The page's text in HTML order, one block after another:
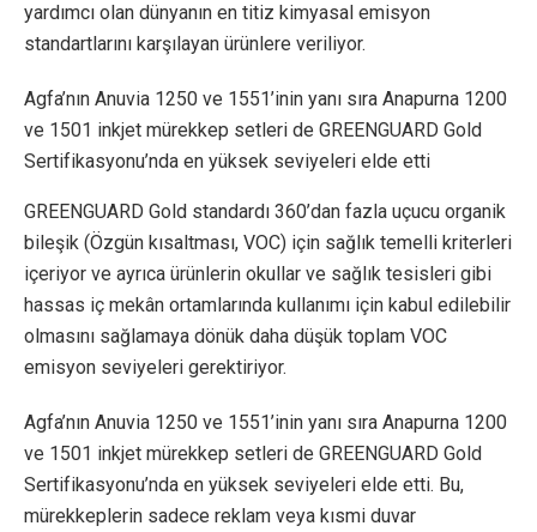
yardımcı olan dünyanın en titiz kimyasal emisyon
standartlarını karşılayan ürünlere veriliyor.
Agfa’nın Anuvia 1250 ve 1551’inin yanı sıra Anapurna 1200
ve 1501 inkjet mürekkep setleri de GREENGUARD Gold
Sertifikasyonu’nda en yüksek seviyeleri elde etti
GREENGUARD Gold standardı 360’dan fazla uçucu organik
bileşik (Özgün kısaltması, VOC) için sağlık temelli kriterleri
içeriyor ve ayrıca ürünlerin okullar ve sağlık tesisleri gibi
hassas iç mekân ortamlarında kullanımı için kabul edilebilir
olmasını sağlamaya dönük daha düşük toplam VOC
emisyon seviyeleri gerektiriyor.
Agfa’nın Anuvia 1250 ve 1551’inin yanı sıra Anapurna 1200
ve 1501 inkjet mürekkep setleri de GREENGUARD Gold
Sertifikasyonu’nda en yüksek seviyeleri elde etti. Bu,
mürekkeplerin sadece reklam veya kısmi duvar